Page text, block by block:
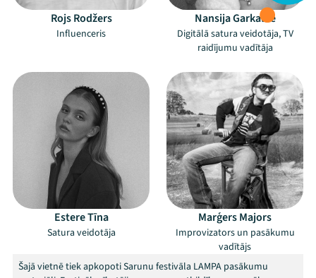
Rojs Rodžers
Influenceris
Nansija Garkalne
Digitālā satura veidotāja, TV
raidījumu vadītāja
Estere Tīna
Satura veidotāja
Marģers Majors
Improvizators un pasākumu
vadītājs
Šajā vietnē tiek apkopoti Sarunu festivāla LAMPA pasākumu